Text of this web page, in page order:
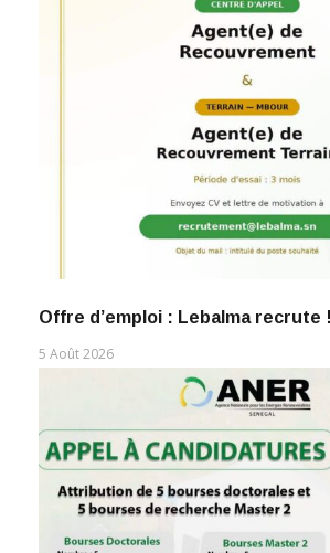
Offre d’emploi : Lebalma recrute !
5 Août 2026